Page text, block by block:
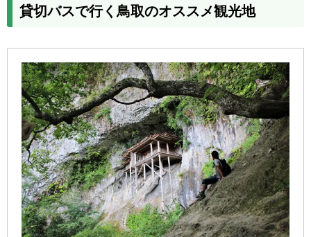
貸切バスで行く鳥取のオススメ観光地